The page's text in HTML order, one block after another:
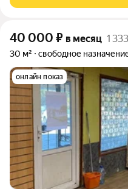
40 000 ₽ в месяц 1
30 м² свободное
онлайн показ